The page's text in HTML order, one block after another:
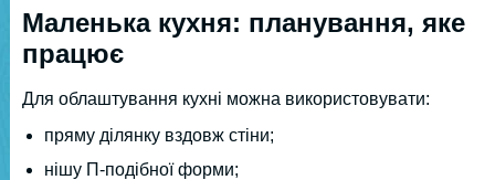
Маленька кухня: планування, яке
працює
Для облаштування кухні можна використовувати:
пряму ділянку вздовж стіни;
нішу П-подібної форми;